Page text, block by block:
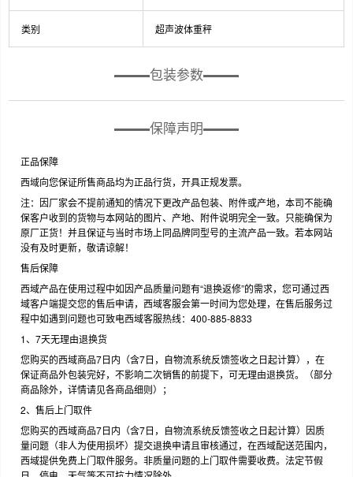
类别 超声波体重秤
包装参数
保障声明
正品保障
西域向您保证所售商品均为正品行货，开具正规发票。
注：因厂家会不提前通知的情况下更改产品包装、附件或产地，本司不能确
保客户收到的货物与本网站的图片、产地、附件说明完全一致。只能确保为
原厂正货！并且保证与当时市场上同品牌同型号的主流产品一致。若本网站
没有及时更新，敬请谅解！
售后保障
西域产品在使用过程中如因产品质量问题有“退换返修”的需求，您可通过西
域客户端提交您的售后申请，西域客服会第一时间为您处理，在售后服务过
程中如遇到问题也可致电西域客服热线：400-885-8833
1、7天无理由退换货
您购买的西域商品7日内（含7日，自物流系统反馈签收之日起计算），在
保证商品外包装完好，不影响二次销售的前提下，可无理由退换货。（部分
商品除外，详情请见各商品细则）；
2、售后上门取件
您购买的西域商品7日内（含7日，自物流系统反馈签收之日起计算）因质
量问题（非人为使用损坏）提交退换申请且审核通过，在西域配送范围内，
西域提供免费上门取件服务。非质量问题的上门取件需要收费。法定节假